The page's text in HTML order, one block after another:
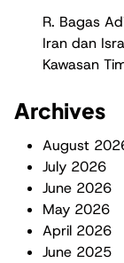
R. Bagas
Iran dan
Kawasan
Archives
August
July 2026
June 2026
May 2026
April 2026
June 2025